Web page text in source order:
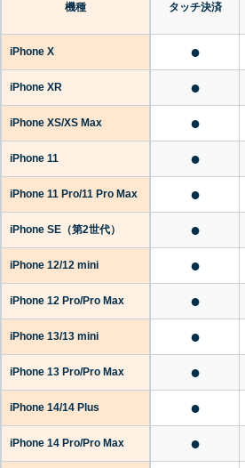
機種 タッチ決済
iPhone X ●
iPhone XR ●
iPhone XS/XS Max ●
iPhone 11 ●
iPhone 11 Pro/11 Pro Max ●
iPhone SE （第2世代） ●
iPhone 12/12 mini ●
iPhone 12 Pro/Pro Max ●
iPhone 13/13 mini ●
iPhone 13 Pro/Pro Max ●
iPhone 14/14 Plus ●
iPhone 14 Pro/Pro Max ●